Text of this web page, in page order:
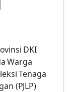
DKI
Warga
Tenaga
(PJLP)